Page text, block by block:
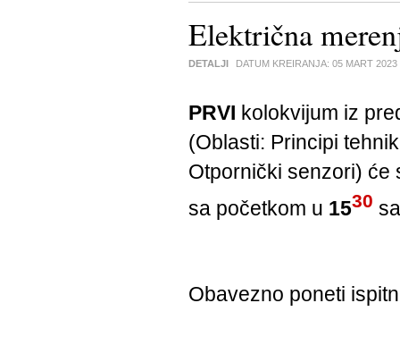
Električna
DETALJI DATUM KREIRANJA: 05 MART 2023
PRVI kolokvijum iz
(Oblasti: Principi
Otpornički senzori) će
sa početkom u 1530
Obavezno poneti